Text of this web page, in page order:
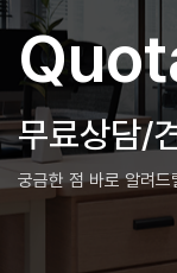
무료상담/
궁금한 점 바로 알려드